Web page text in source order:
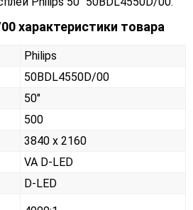
характеристики товара
Philips
50BDL4550D/00
50"
500
3840 x 2160
VA D-LED
D-LED